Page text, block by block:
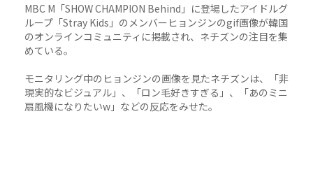
MBC M「SHOW CHAMPION Behind」に登場したアイドルグ
ループ「Stray Kids」のメンバーヒョンジンのgif画像が韓国
のオンラインコミュニティに掲載され、ネチズンの注目を集
めている。
モニタリング中のヒョンジンの画像を見たネチズンは、「非
現実的なビジュアル」、「ロン毛好きすぎる」、「あのミニ
扇風機になりたいw」などの反応をみせた。